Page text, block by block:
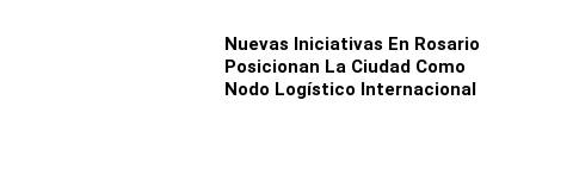
Nuevas Iniciativas En Rosario
Posicionan La Ciudad Como
Nodo Logístico Internacional